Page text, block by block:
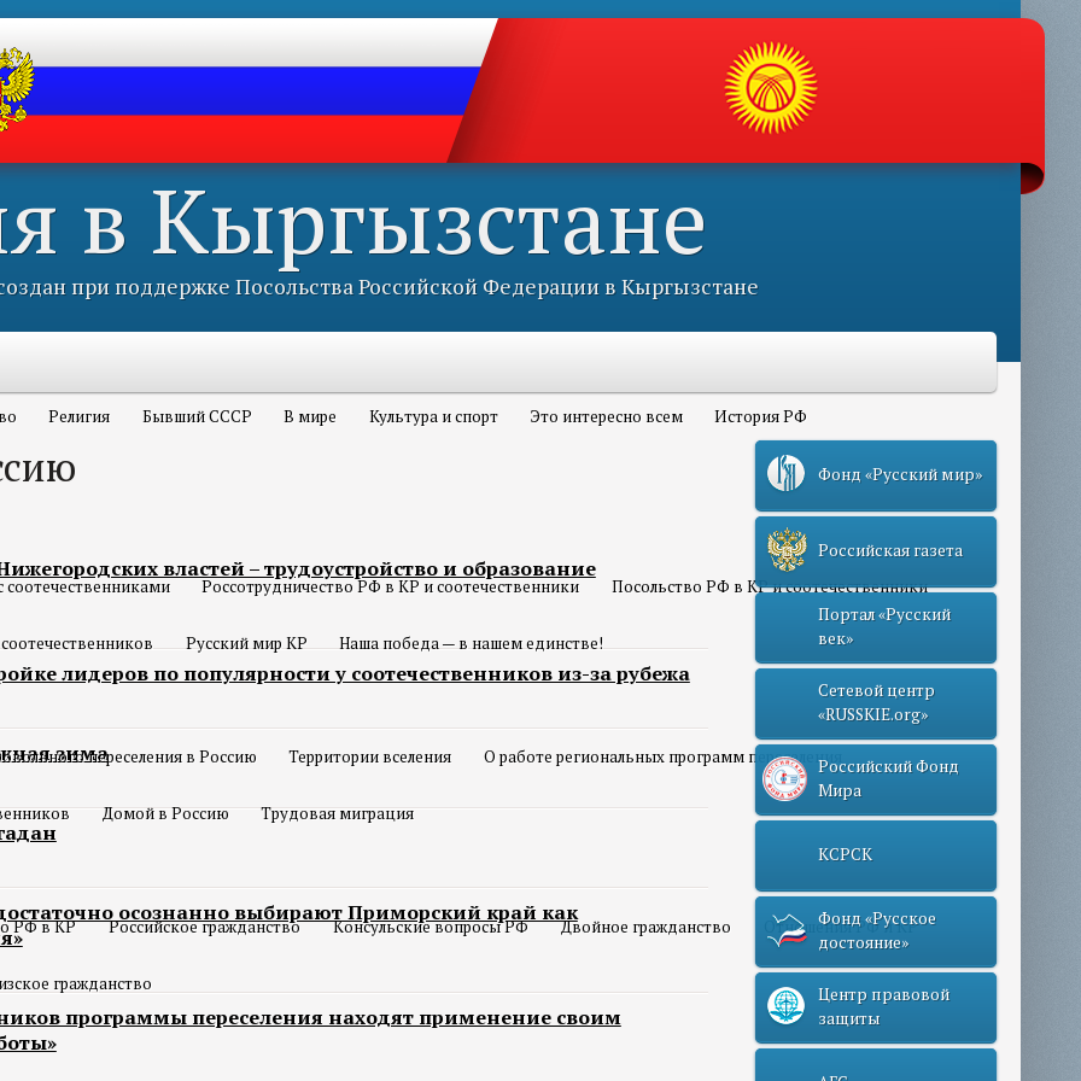
в Кыргызстане
при поддержке Посольства Российской Федерации в Кыргызстане
Религия Бывший СССР В мире Культура и спорт Это интересно всем История РФ
соотечественниками Россотрудничество РФ в КР и соотечественники Посольство РФ в КР и соотечественники
Русский мир КР Наша победа — в нашем единстве!
переселения в Россию Территории вселения О работе региональных программ переселения
Домой в Россию Трудовая миграция
РФ в КР Российское гражданство Консульские вопросы РФ Двойное гражданство Отношения РФ и КР
гражданство
властей – трудоустройство и образование
лидеров по популярности у соотечественников из-за рубежа
зима
осознанно выбирают Приморский край как
программы переселения находят применение своим
Фонд «Русский мир»
Российская газета
Портал «Русский
век»
Сетевой центр
«RUSSKIE.org»
Российский Фонд
Мира
КСРСК
Фонд «Русское
достояние»
Центр правовой
защиты